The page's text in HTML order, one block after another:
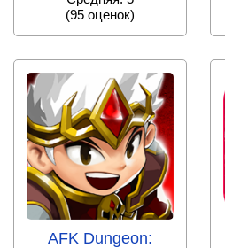
(95 оценок)
AFK Dungeon: